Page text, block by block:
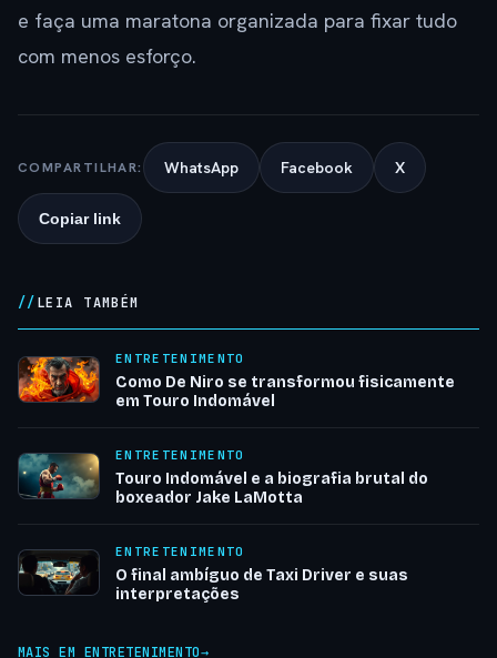
e faça uma maratona organizada para fixar tudo
com menos esforço.
COMPARTILHAR: WhatsApp Facebook X
Copiar link
LEIA TAMBÉM
ENTRETENIMENTO
Como De Niro se transformou fisicamente
em Touro Indomável
ENTRETENIMENTO
Touro Indomável e a biografia brutal do
boxeador Jake LaMotta
ENTRETENIMENTO
O final ambíguo de Taxi Driver e suas
interpretações
MAIS EM ENTRETENIMENTO